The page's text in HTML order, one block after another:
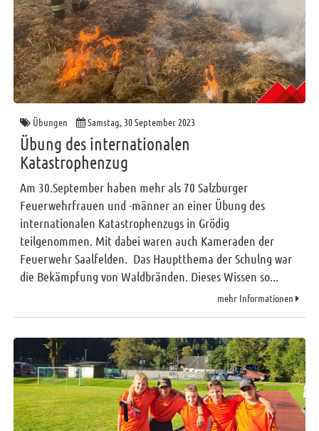
Übungen Samstag, 30 September 2023
Übung des internationalen
Katastrophenzug
Am 30.September haben mehr als 70 Salzburger
Feuerwehrfrauen und -männer an einer Übung des
internationalen Katastrophenzugs in Grödig
teilgenommen. Mit dabei waren auch Kameraden der
Feuerwehr Saalfelden. Das Hauptthema der Schulng war
die Bekämpfung von Waldbränden. Dieses Wissen so...
mehr Informationen